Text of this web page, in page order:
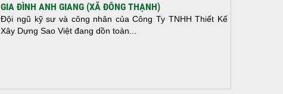
GIA ĐÌNH ANH GIANG (XÃ ĐÔNG THẠNH)
Đội ngũ kỹ sư và công nhân của Công Ty TNHH Thiết Kế
Xây Dựng Sao Việt đang dồn toàn...